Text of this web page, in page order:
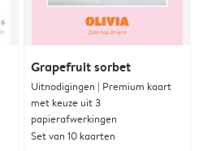
Grapefruit sorbet
Uitnodigingen | Premium kaart
met keuze uit 3
papierafwerkingen
Set van 10 kaarten